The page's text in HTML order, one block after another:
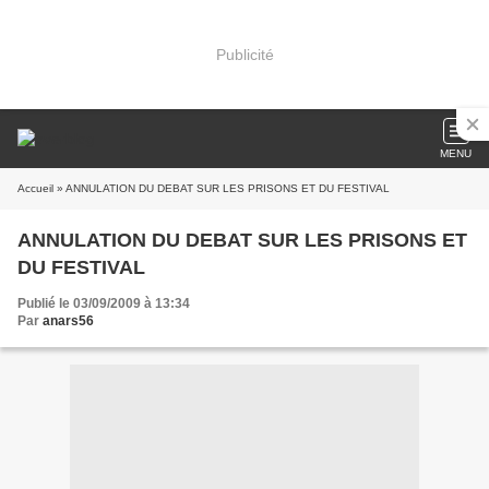
Publicité
MENU
Accueil » ANNULATION DU DEBAT SUR LES PRISONS ET DU FESTIVAL
ANNULATION DU DEBAT SUR LES PRISONS ET
DU FESTIVAL
Publié le 03/09/2009 à 13:34
Par anars56